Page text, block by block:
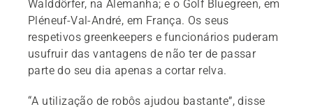
Walddörfer, na Alemanha; e o Golf Bluegreen, em
Pléneuf-Val-André, em França. Os seus
respetivos greenkeepers e funcionários puderam
usufruir das vantagens de não ter de passar
parte do seu dia apenas a cortar relva.
“A utilização de robôs ajudou bastante”, disse